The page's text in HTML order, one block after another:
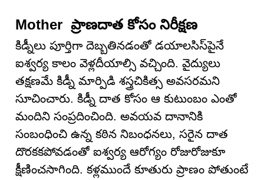
Mother ప్రాణదాత కోసం నిరీక్షణ
కిడ్నీలు పూర్తిగా దెబ్బతినడంతో డయాలసిస్‌పైనే
ఐశ్వర్య కాలం వెళ్లదీయాల్సి వచ్చింది. వైద్యులు
తక్షణమే కిడ్నీ మార్పిడి శస్త్రచికిత్స అవసరమని
సూచించారు. కిడ్నీ దాత కోసం ఆ కుటుంబం ఎంతో
మందిని సంప్రదించింది. అవయవ దానానికి
సంబంధించి ఉన్న కఠిన నిబంధనలు, సరైన దాత
దొరకకపోవడంతో ఐశ్వర్య ఆరోగ్యం రోజురోజుకూ
క్షీణించసాగింది. కళ్లముందే కూతురు ప్రాణం పోతుంటే